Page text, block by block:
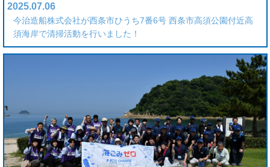
2025.07.06
今治造船株式会社が西条市ひうち7番6号 西条市高須公園付近高
須海岸で清掃活動を行いました！